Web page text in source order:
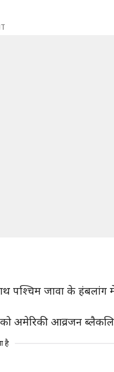
पश्चिम जावा के
आव्रजन
है